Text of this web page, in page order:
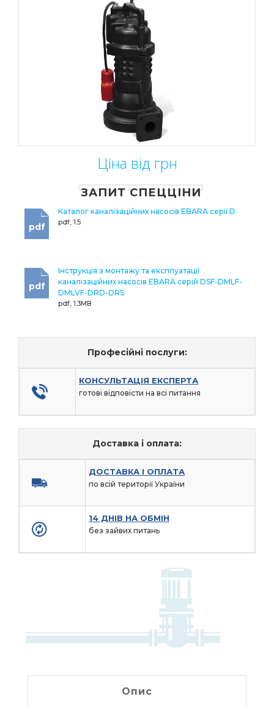
Ціна від грн
ЗАПИТ СПЕЦЦІНИ
Каталог каналізаційних насосів EBARA серії D
pdf, 1.5
pdf
Інструкція з монтажу та експлуатації
каналізаційних насосів EBARA серій DSF-DMLF-
DMLVF-DRD-DRS
pdf, 1.3МВ
pdf
Професійні послуги:
КОНСУЛЬТАЦІЯ ЕКСПЕРТА
готові відповісти на всі питання
Доставка і оплата:
ДОСТАВКА І ОПЛАТА
по всій території України
14 ДНІВ НА ОБМІН
без зайвих питань
Опис